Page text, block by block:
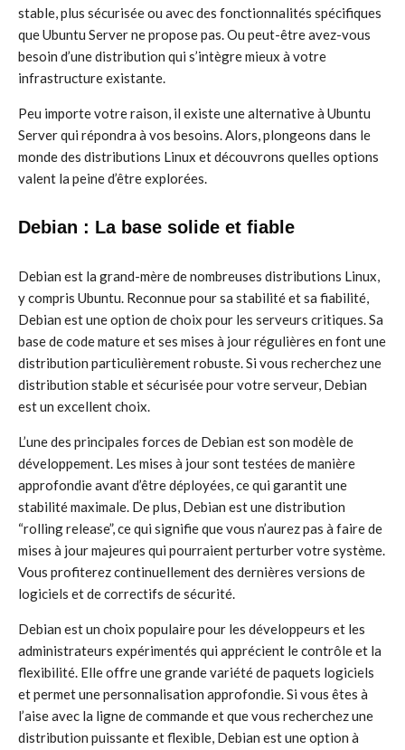
stable, plus sécurisée ou avec des fonctionnalités spécifiques
que Ubuntu Server ne propose pas. Ou peut-être avez-vous
besoin d’une distribution qui s’intègre mieux à votre
infrastructure existante.
Peu importe votre raison, il existe une alternative à Ubuntu
Server qui répondra à vos besoins. Alors, plongeons dans le
monde des distributions Linux et découvrons quelles options
valent la peine d’être explorées.
Debian : La base solide et fiable
Debian est la grand-mère de nombreuses distributions Linux,
y compris Ubuntu. Reconnue pour sa stabilité et sa fiabilité,
Debian est une option de choix pour les serveurs critiques. Sa
base de code mature et ses mises à jour régulières en font une
distribution particulièrement robuste. Si vous recherchez une
distribution stable et sécurisée pour votre serveur, Debian
est un excellent choix.
L’une des principales forces de Debian est son modèle de
développement. Les mises à jour sont testées de manière
approfondie avant d’être déployées, ce qui garantit une
stabilité maximale. De plus, Debian est une distribution
“rolling release”, ce qui signifie que vous n’aurez pas à faire de
mises à jour majeures qui pourraient perturber votre système.
Vous profiterez continuellement des dernières versions de
logiciels et de correctifs de sécurité.
Debian est un choix populaire pour les développeurs et les
administrateurs expérimentés qui apprécient le contrôle et la
flexibilité. Elle offre une grande variété de paquets logiciels
et permet une personnalisation approfondie. Si vous êtes à
l’aise avec la ligne de commande et que vous recherchez une
distribution puissante et flexible, Debian est une option à